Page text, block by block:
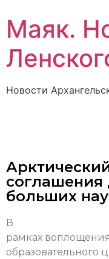
Маяк.
Новости
соглашения
больших
В
рамках
образовательного